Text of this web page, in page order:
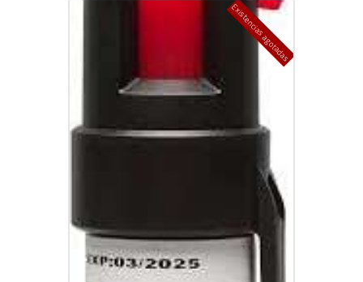
Existencias agotadas